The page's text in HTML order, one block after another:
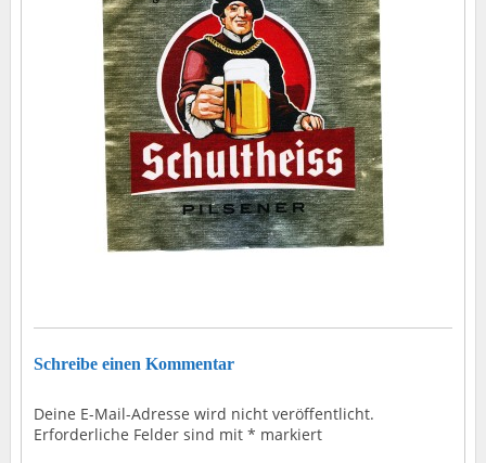
Schreibe einen Kommentar
Deine E-Mail-Adresse wird nicht veröffentlicht.
Erforderliche Felder sind mit * markiert